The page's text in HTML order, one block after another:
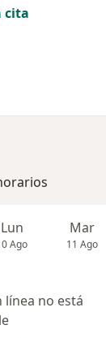
cita
Lun
Ago
Mar
11 Ago
línea no está